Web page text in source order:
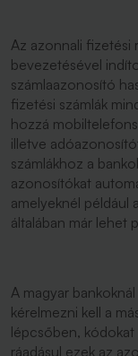
Az azonnali fizetési
bevezetésével
számlaazonosító
fizetési számlák
hozzá
illetve
számlákhoz a
azonosítókat
amelyeknél például
általában már lehet
A magyar
kérelmezni kell a
lépcsőben, kódokat
ráadásul ezek az